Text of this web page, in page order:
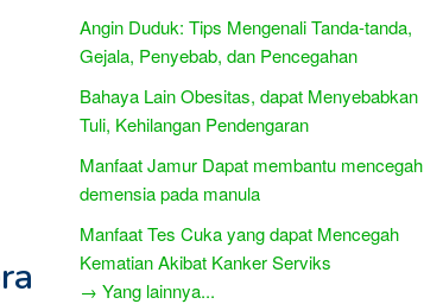
Angin Duduk: Tips Mengenali Tanda-tanda,
Gejala, Penyebab, dan Pencegahan
Bahaya Lain Obesitas, dapat Menyebabkan
Tuli, Kehilangan Pendengaran
Manfaat Jamur Dapat membantu mencegah
demensia pada manula
Manfaat Tes Cuka yang dapat Mencegah
Kematian Akibat Kanker Serviks
→ Yang lainnya...